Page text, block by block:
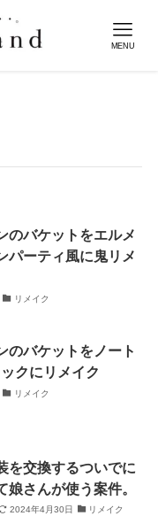
MENU
のバケットをエルメ
パーティ風に鬼リメ
リメイク
のバケットをノート
クにリメイク
リメイク
を交換するついでに
娘さんが使う案件。
2024年4月30日 リメイク